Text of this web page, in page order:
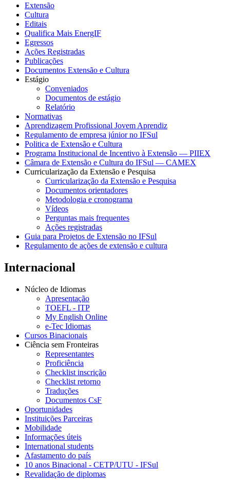
Extensão
Cultura
Editais
Qualifica Mais EnergIF
Egressos
Ações Registradas
Publicações
Documentos Extensão e Cultura
Estágio
Conveniados
Documentos de estágio
Relatório
Normativas
Aprendizagem Profissional Jovem Aprendiz
Regulamento de empresa júnior no IFSul
Politica de Extensão e Cultura
Programa Institucional de Incentivo à Extensão — PIIEX
Câmara de Extensão e Cultura do IFSul — CAMEX
Curricularização da Extensão e Pesquisa
Curricularização da Extensão e Pesquisa
Documentos orientadores
Metodologia e cronograma
Vídeos
Perguntas mais frequentes
Ações registradas
Guia para Projetos de Extensão no IFSul
Regulamento de ações de extensão e cultura
Internacional
Núcleo de Idiomas
Apresentação
TOEFL - ITP
My English Online
e-Tec Idiomas
Cursos Binacionais
Ciência sem Fronteiras
Representantes
Proficiência
Checklist inscrição
Checklist retorno
Traduções
Documentos CsF
Oportunidades
Instituições Parceiras
Mobilidade
Informações úteis
International students
Afastamento do país
10 anos Binacional - CETP/UTU - IFSul
Revalidação de diplomas